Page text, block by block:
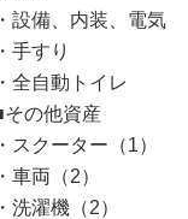
設備、内装、電気
手すり
全自動トイレ
その他資産
スクーター（1）
車両（2）
洗濯機（2）